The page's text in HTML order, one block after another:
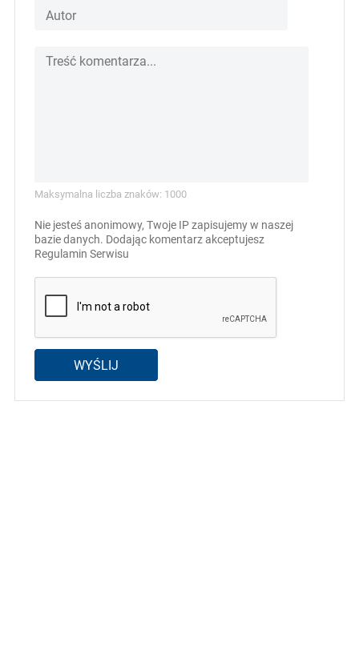
Maksymalna liczba znaków: 1000
Nie jesteś anonimowy, Twoje IP zapisujemy w naszej
bazie danych. Dodając komentarz akceptujesz
Regulamin Serwisu
WYŚLIJ